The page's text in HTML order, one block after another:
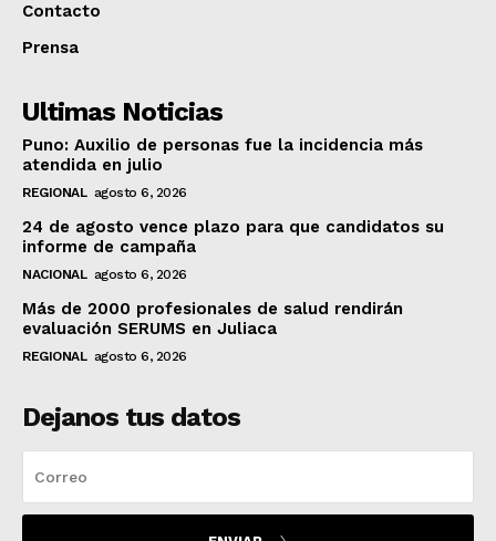
Contacto
Prensa
Ultimas Noticias
Puno: Auxilio de personas fue la incidencia más
atendida en julio
REGIONAL agosto 6, 2026
24 de agosto vence plazo para que candidatos su
informe de campaña
NACIONAL agosto 6, 2026
Más de 2000 profesionales de salud rendirán
evaluación SERUMS en Juliaca
REGIONAL agosto 6, 2026
Dejanos tus datos